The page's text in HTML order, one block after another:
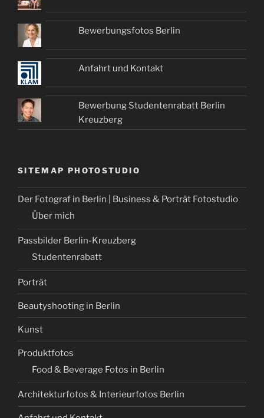
Bewerbungsfotos Berlin
Anfahrt und Kontakt
Bewerbung Studentenrabatt Berlin
Kreuzberg
SITEMAP PHOTOSTUDIO
Der Fotograf in Berlin | Business & Porträt Fotostudio
Über mich
Passbilder Berlin-Kreuzberg
Studentenrabatt
Porträt
Beautyshooting in Berlin
Kunst
Produktfotos
Food & Beverage Fotos in Berlin
Architekturfotos & Interieurfotos Berlin